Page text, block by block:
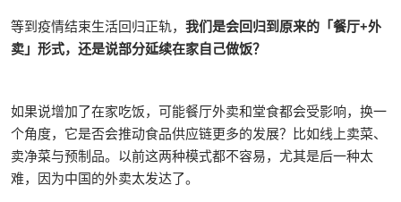
等到疫情结束生活回归正轨， 我们是会回归到原来的「餐厅+外
卖」形式，还是说部分延续在家自己做饭？
如果说增加了在家吃饭，可能餐厅外卖和堂食都会受影响，换一
个角度，它是否会推动食品供应链更多的发展？比如线上卖菜、
卖净菜与预制品。以前这两种模式都不容易，尤其是后一种太
难，因为中国的外卖太发达了。